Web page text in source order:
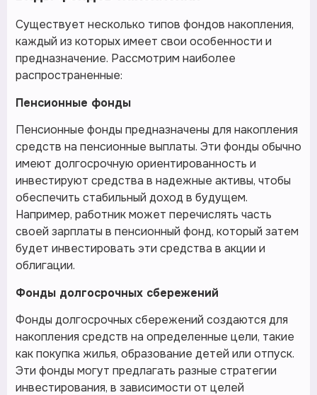
Существует несколько типов фондов накопления,
каждый из которых имеет свои особенности и
предназначение. Рассмотрим наиболее
распространенные:
Пенсионные фонды
Пенсионные фонды предназначены для накопления
средств на пенсионные выплаты. Эти фонды обычно
имеют долгосрочную ориентированность и
инвестируют средства в надежные активы, чтобы
обеспечить стабильный доход в будущем.
Например, работник может перечислять часть
своей зарплаты в пенсионный фонд, который затем
будет инвестировать эти средства в акции и
облигации.
Фонды долгосрочных сбережений
Фонды долгосрочных сбережений создаются для
накопления средств на определенные цели, такие
как покупка жилья, образование детей или отпуск.
Эти фонды могут предлагать разные стратегии
инвестирования, в зависимости от целей